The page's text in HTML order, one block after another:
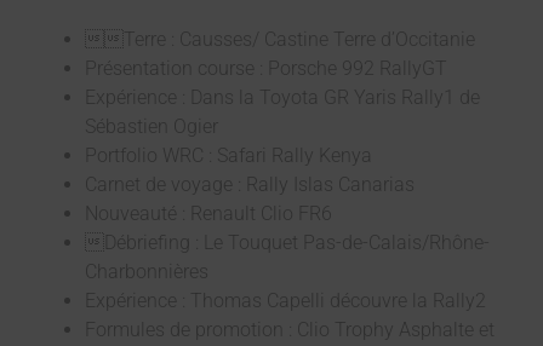
Terre : Causses/ Castine Terre d’Occitanie
Présentation course : Porsche 992 RallyGT
Expérience : Dans la Toyota GR Yaris Rally1 de
Sébastien Ogier
Portfolio WRC : Safari Rally Kenya
Carnet de voyage : Rally Islas Canarias
Nouveauté : Renault Clio FR6
Débriefing : Le Touquet Pas-de-Calais/Rhône-
Charbonnières
Expérience : Thomas Capelli découvre la Rally2
Formules de promotion : Clio Trophy Asphalte et